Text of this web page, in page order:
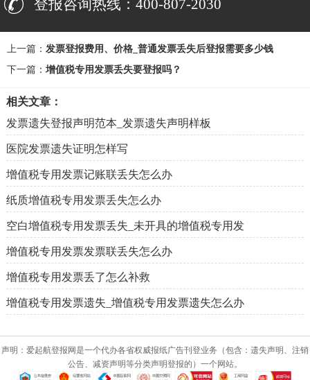
登报咨询热线：400-807-2030
上一篇： 发票登报费用、价格_普通发票丢失后登报需要多少钱
下一篇： 增值税专用发票丢失要登报吗？
相关文章：
发票遗失登报声明范本_发票遗失声明样板
医院发票遗失证明怎样写
增值税专用发票记账联丢失怎么办
纸质增值税专用发票丢失怎么办
空白增值税专用发票丢失_未开具的增值税专用发
增值税专用发票发票联丢失怎么办
增值税专用发票丢了怎么补救
增值税专用发票遗失_增值税专用发票遗失怎么办
声明：爱起航登报网是一个代办各省权威报纸广告刊登业务（包含：遗失声明、注销
公告、减资声明等分类声明登报的）一个网站。